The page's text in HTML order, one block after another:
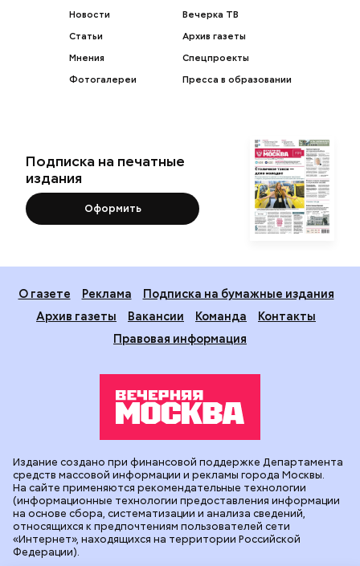
Новости
Статьи
Мнения
Фотогалереи
Вечерка ТВ
Архив газеты
Спецпроекты
Пресса в образовании
Подписка на печатные
издания
Оформить
О газете Реклама
Подписка на бумажные издания
Архив газеты
Вакансии Команда
Контакты
Правовая информация
Издание создано при финансовой поддержке Департамента
средств массовой информации и рекламы города Москвы.
На сайте применяются рекомендательные технологии
(информационные технологии предоставления информации
на основе сбора, систематизации и анализа сведений,
относящихся к предпочтениям пользователей сети
«Интернет», находящихся на территории Российской
Федерации).